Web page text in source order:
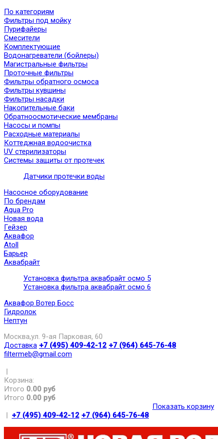
По категориям
Фильтры под мойку
Пурифайеры
Смесители
Комплектующие
Водонагреватели (бойлеры)
Магистральные фильтры
Проточные фильтры
Фильтры обратного осмоса
Фильтры кувшины
Фильтры насадки
Накопительные баки
Обратноосмотические мембраны
Насосы и помпы
Расходные материалы
Коттеджная водоочистка
UV стерилизаторы
Системы защиты от протечек
Датчики протечки воды
Насосное оборудование
По брендам
Aqua Pro
Новая вода
Гейзер
Аквафор
Atoll
Барьер
Аквабрайт
Установка фильтра аквабрайт осмо 5
Установка фильтра аквабрайт осмо 6
Аквафор Вотер Босс
Гидролок
Нептун
Москва,ул. 9-ая Парковая, 60
Доставка +7 (495) 409-42-12 +7 (964) 645-76-48
filtermeb@gmail.com
|
Корзина:
Итого 0.00 руб
Итого 0.00 руб
Показать корзину
| +7 (495) 409-42-12 +7 (964) 645-76-48